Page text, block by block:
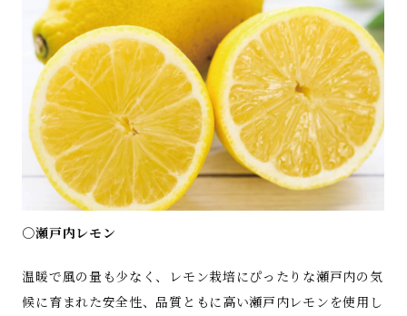
○瀬戸内レモン
温暖で風の量も少なく、レモン栽培にぴったりな瀬戸内の気
候に育まれた安全性、品質ともに高い瀬戸内レモンを使用し